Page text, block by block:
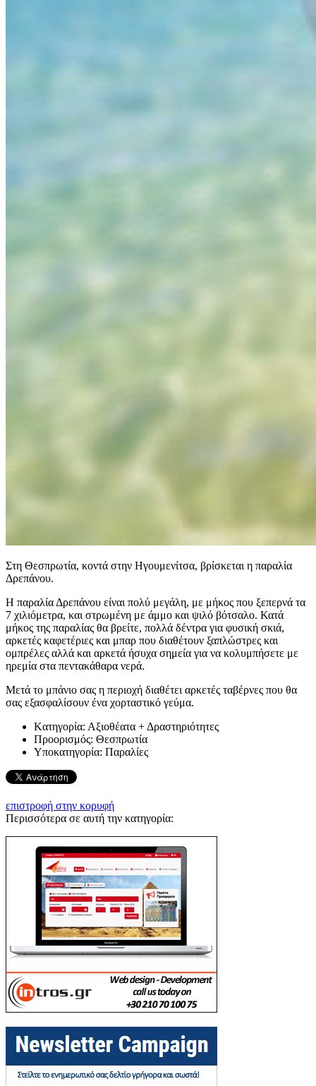
Στη Θεσπρωτία, κοντά στην Ηγουμενίτσα, βρίσκεται η παραλία
Δρεπάνου.
Η παραλία Δρεπάνου είναι πολύ μεγάλη, με μήκος που ξεπερνά τα
7 χιλιόμετρα, και στρωμένη με άμμο και ψιλό βότσαλο. Κατά
μήκος της παραλίας θα βρείτε, πολλά δέντρα για φυσική σκιά,
αρκετές καφετέριες και μπαρ που διαθέτουν ξαπλώστρες και
ομπρέλες αλλά και αρκετά ήσυχα σημεία για να κολυμπήσετε με
ηρεμία στα πεντακάθαρα νερά.
Μετά το μπάνιο σας η περιοχή διαθέτει αρκετές ταβέρνες που θα
σας εξασφαλίσουν ένα χορταστικό γεύμα.
Kατηγορία: Αξιοθέατα + Δραστηριότητες
Προορισμός: Θεσπρωτία
Υποκατηγορία: Παραλίες
επιστροφή στην κορυφή
Περισσότερα σε αυτή την κατηγορία: